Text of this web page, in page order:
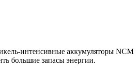
интенсивные аккумуляторы NCM
большие запасы энергии.